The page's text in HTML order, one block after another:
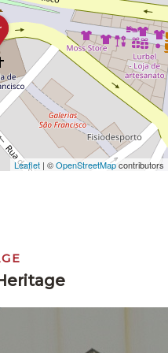
Leaflet | ©OpenStreetMapcontributors